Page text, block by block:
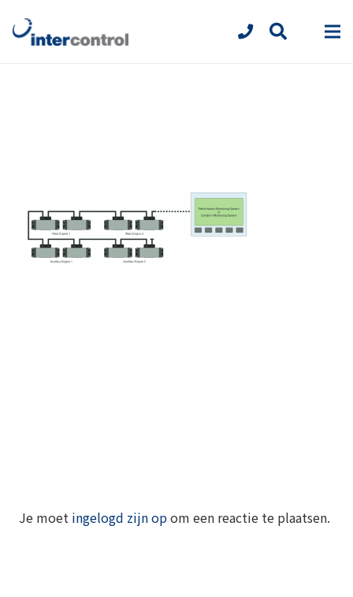
Je moet ingelogd zijn opom een reactie te plaatsen.